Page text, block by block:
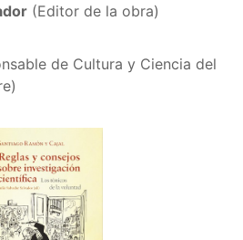
(Editor de la obra)
de Cultura y Ciencia del